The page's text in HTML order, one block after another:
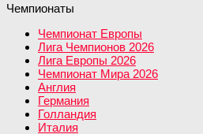
Чемпионаты
Чемпионат Европы
Лига Чемпионов 2026
Лига Европы 2026
Чемпионат Мира 2026
Англия
Германия
Голландия
Италия